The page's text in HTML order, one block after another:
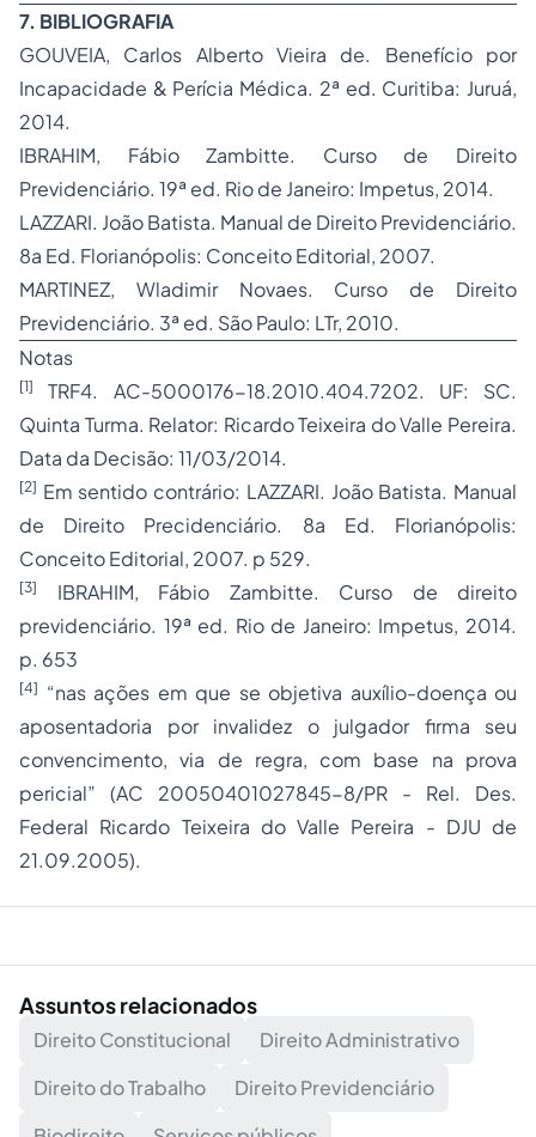
7. BIBLIOGRAFIA
GOUVEIA, Carlos Alberto Vieira de. Benefício por
Incapacidade & Perícia Médica. 2ª ed. Curitiba: Juruá,
2014.
IBRAHIM, Fábio Zambitte. Curso de Direito
Previdenciário. 19ª ed. Rio de Janeiro: Impetus, 2014.
LAZZARI. João Batista. Manual de Direito Previdenciário.
8a Ed. Florianópolis: Conceito Editorial, 2007.
MARTINEZ, Wladimir Novaes. Curso de Direito
Previdenciário. 3ª ed. São Paulo: LTr, 2010.
Notas
[1]
TRF4. AC-5000176-18.2010.404.7202. UF: SC.
Quinta Turma. Relator: Ricardo Teixeira do Valle Pereira.
Data da Decisão: 11/03/2014.
[2] Em sentido contrário: LAZZARI. João Batista. Manual
de Direito Precidenciário. 8a Ed. Florianópolis:
Conceito Editorial, 2007. p 529.
[3]
IBRAHIM, Fábio Zambitte. Curso de direito
previdenciário. 19ª ed. Rio de Janeiro: Impetus, 2014.
p. 653
[4] “nas ações em que se objetiva auxílio-doença ou
aposentadoria por invalidez o julgador firma seu
convencimento, via de regra, com base na prova
pericial” (AC 20050401027845-8/PR - Rel. Des.
Federal Ricardo Teixeira do Valle Pereira - DJU de
21.09.2005).
Assuntos relacionados
Direito Constitucional
Direito Administrativo
Direito do Trabalho
Direito Previdenciário